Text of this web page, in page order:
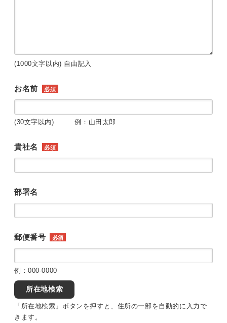
(1000文字以内) 自由記入
お名前 必須
(30文字以内) 例：山田太郎
貴社名 必須
部署名
郵便番号 必須
例：000-0000
所在地検索
「所在地検索」ボタンを押すと、住所の一部を自動的に入力で
きます。